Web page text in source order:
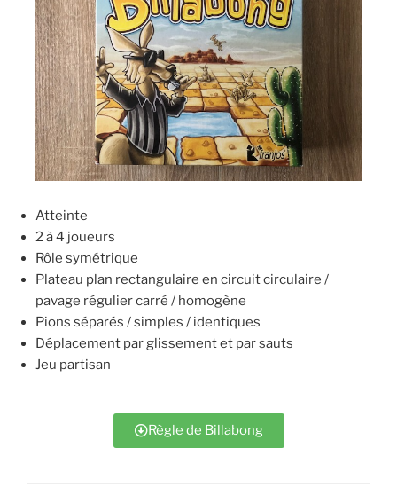
Atteinte
2 à 4 joueurs
Rôle symétrique
Plateau plan rectangulaire en circuit circulaire /
pavage régulier carré / homogène
Pions séparés / simples / identiques
Déplacement par glissement et par sauts
Jeu partisan
Règle de Billabong